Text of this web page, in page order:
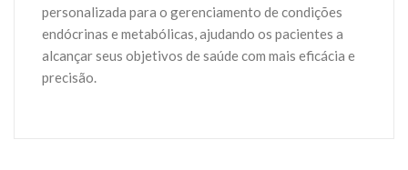
personalizada para o gerenciamento de condições
endócrinas e metabólicas, ajudando os pacientes a
alcançar seus objetivos de saúde com mais eficácia e
precisão.